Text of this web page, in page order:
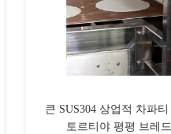
큰 SUS304 상업적 차파티
토르티야 평평 브레